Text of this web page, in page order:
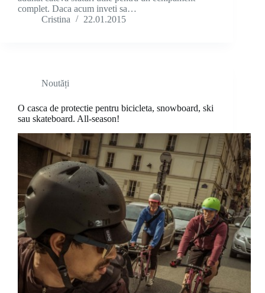
complet. Daca acum inveti sa…
Cristina
22.01.2015
Noutăți
O casca de protectie pentru bicicleta, snowboard, ski
sau skateboard. All-season!